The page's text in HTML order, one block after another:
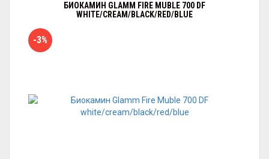
БИОКАМИН GLAMM FIRE MUBLE 700 DF
WHITE/CREAM/BLACK/RED/BLUE
-3%